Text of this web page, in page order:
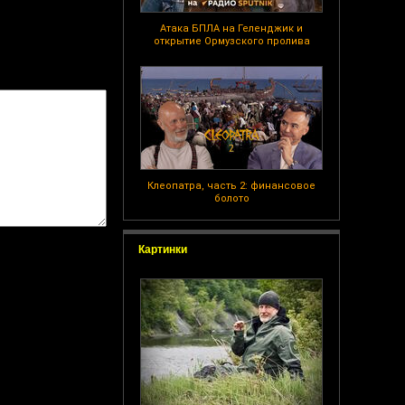
Атака БПЛА на Геленджик и
открытие Ормузского пролива
Клеопатра, часть 2: финансовое
болото
Картинки